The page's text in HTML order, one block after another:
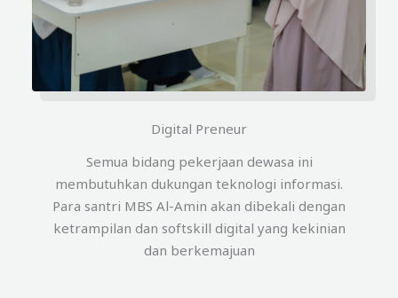
Digital Preneur
Semua bidang pekerjaan dewasa ini
membutuhkan dukungan teknologi informasi.
Para santri MBS Al-Amin akan dibekali dengan
ketrampilan dan softskill digital yang kekinian
dan berkemajuan